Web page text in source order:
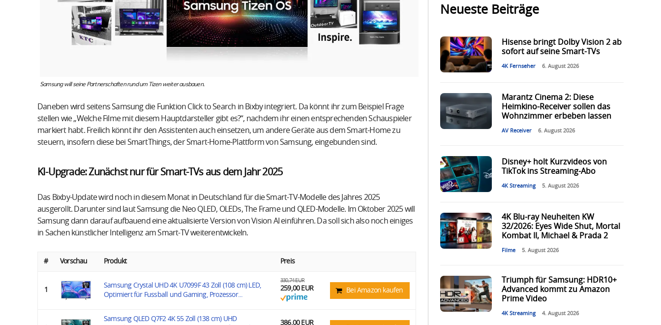
Samsung will seine Partnerschaften rund um Tizen weiter ausbauen.
Daneben wird seitens Samsung die Funktion Click to Search in Bixby integriert. Da könnt ihr zum Beispiel Frage
stellen wie „Welche Filme mit diesem Hauptdarsteller gibt es?“, nachdem ihr einen entsprechenden Schauspieler
markiert habt. Freilich könnt ihr den Assistenten auch einsetzen, um andere Geräte aus dem Smart-Home zu
steuern, insofern diese bei SmartThings, der Smart-Home-Plattform von Samsung, eingebunden sind.
KI-Upgrade: Zunächst nur für Smart-TVs aus dem Jahr 2025
Das Bixby-Update wird noch in diesem Monat in Deutschland für die Smart-TV-Modelle des Jahres 2025
ausgerollt. Darunter sind laut Samsung die Neo QLED, OLEDs, The Frame und QLED-Modelle. Im Oktober 2025 will
Samsung dann darauf aufbauend eine aktualisierte Version von Vision AI einführen. Da soll sich also noch einiges
in Sachen künstlicher Intelligenz am Smart-TV weiterentwickeln.
# Vorschau Produkt Preis
1
Samsung Crystal UHD 4K U7099F 43 Zoll (108 cm) LED,
Optimiert für Fussball und Gaming, Prozessor...
330,74 EUR
259,00 EUR Bei Amazon kaufen
Samsung QLED Q7F2 4K 55 Zoll (138 cm) UHD
386,00 EUR
Neueste Beiträge
Hisense bringt Dolby Vision 2 ab
sofort auf seine Smart-TVs
4K Fernseher 6. August 2026
Marantz Cinema 2: Diese
Heimkino-Receiver sollen das
Wohnzimmer erbeben lassen
AV Receiver 6. August 2026
Disney+ holt Kurzvideos von
TikTok ins Streaming-Abo
4K Streaming 5. August 2026
4K Blu-ray Neuheiten KW
32/2026: Eyes Wide Shut, Mortal
Kombat II, Michael & Prada 2
Filme 5. August 2026
Triumph für Samsung: HDR10+
Advanced kommt zu Amazon
Prime Video
4K Streaming 4. August 2026